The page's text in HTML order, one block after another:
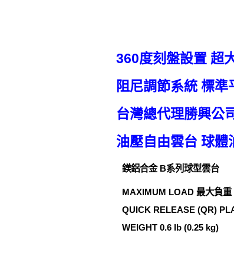
360度刻盤設置 超
阻尼調節系統 標
台灣總代理勝興公
油壓自由雲台 球體
鎂鋁合金 B系列球型雲台
MAXIMUM LOAD 最大負重
QUICK RELEASE (QR)
WEIGHT 0.6 lb (0.25 kg)